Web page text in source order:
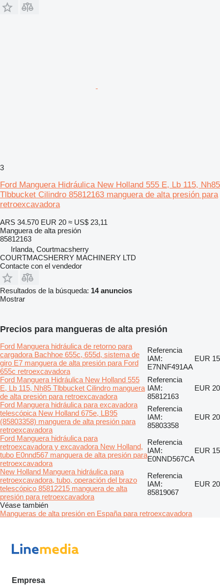
3
Ford Manguera Hidráulica New Holland 555 E, Lb 115, Nh85
Tlbbucket Cilindro 85812163 manguera de alta presión para
retroexcavadora
ARS 34.570 EUR 20 ≈ US$ 23,11
Manguera de alta presión
85812163
Irlanda, Courtmacsherry
COURTMACSHERRY MACHINERY LTD
Contacte con el vendedor
Resultados de la búsqueda: 14 anuncios
Mostrar
Precios para mangueras de alta presión
Ford Manguera hidráulica de retorno para
cargadora Bachhoe 655c, 655d, sistema de
giro E7 manguera de alta presión para Ford
655c retroexcavadora
Referencia
IAM:
E7NNF491AA
EUR 15
Ford Manguera Hidráulica New Holland 555
E, Lb 115, Nh85 Tlbbucket Cilindro manguera
de alta presión para retroexcavadora
Referencia
IAM:
85812163
EUR 20
Ford Manguera hidráulica para excavadora
telescópica New Holland 675e, LB95
(85803358) manguera de alta presión para
retroexcavadora
Referencia
IAM:
85803358
EUR 20
Ford Manguera hidráulica para
retroexcavadora y excavadora New Holland,
tubo E0nnd567 manguera de alta presión para
retroexcavadora
Referencia
IAM:
E0NND567CA
EUR 15
New Holland Manguera hidráulica para
retroexcavadora, tubo, operación del brazo
telescópico 85812215 manguera de alta
presión para retroexcavadora
Referencia
IAM:
85819067
EUR 20
Véase también
Mangueras de alta presión en España para retroexcavadora
Empresa